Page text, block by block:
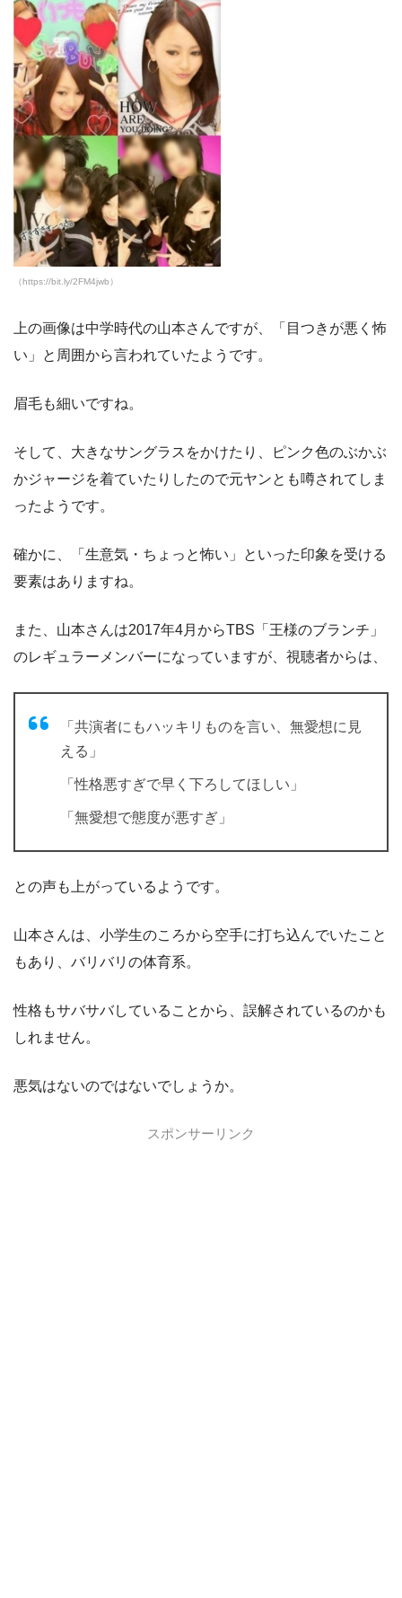
（https://bit.ly/2FM4jwb）
上の画像は中学時代の山本さんですが、「目つきが悪く怖
い」と周囲から言われていたようです。
眉毛も細いですね。
そして、大きなサングラスをかけたり、ピンク色のぶかぶ
かジャージを着ていたりしたので元ヤンとも噂されてしま
ったようです。
確かに、「生意気・ちょっと怖い」といった印象を受ける
要素はありますね。
また、山本さんは2017年4月からTBS「王様のブランチ」
のレギュラーメンバーになっていますが、視聴者からは、
「共演者にもハッキリものを言い、無愛想に見
える」
「性格悪すぎで早く下ろしてほしい」
「無愛想で態度が悪すぎ」
との声も上がっているようです。
山本さんは、小学生のころから空手に打ち込んでいたこと
もあり、バリバリの体育系。
性格もサバサバしていることから、誤解されているのかも
しれません。
悪気はないのではないでしょうか。
スポンサーリンク